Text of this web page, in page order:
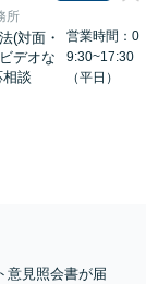
所
(対面・
デオな
相談
営業時間：0
9:30~17:30
（平日）
意見照会書が届